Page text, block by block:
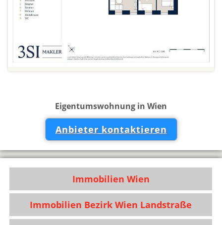
Eigentumswohnung in Wien
Anbieter kontaktieren
Immobilien Wien
Immobilien Bezirk Wien Landstraße